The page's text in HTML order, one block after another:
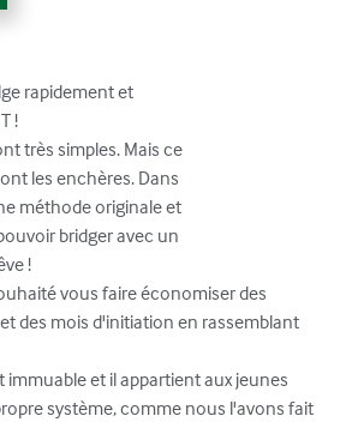
rapidement et
!
très simples. Mais ce
les enchères. Dans
méthode originale et
bridger avec un
!
vous faire économiser des
des mois d'initiation en rassemblant
et il appartient aux jeunes
système, comme nous l'avons fait